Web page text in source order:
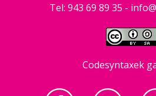
Tel: 943 69 89 35 -
Codesyntaxek